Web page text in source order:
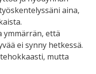
aina,
ymmärrän, että
ei synny hetkessä.
mutta